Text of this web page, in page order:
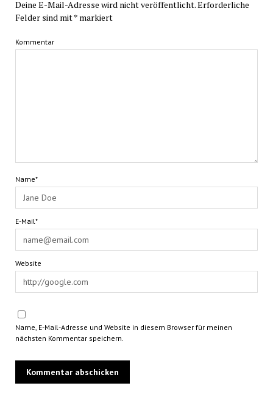
Deine E-Mail-Adresse wird nicht veröffentlicht.Erforderliche
Felder sind mit*markiert
Kommentar
Name*
E-Mail*
Website
Name, E-Mail-Adresse und Website in diesem Browser für meinen
nächsten Kommentar speichern.